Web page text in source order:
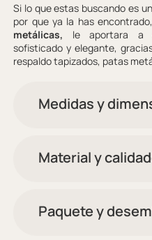
Si lo que estas buscando es
por que ya la has
metálicas, le aportara a
sofisticado y elegante,
respaldo tapizados, patas
Medidas y
Material y
Paquete y